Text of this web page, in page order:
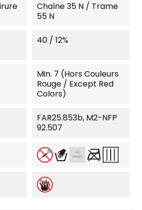
Chaîne 35 N / Trame
55 N
40 / 12%
Min. 7 (Hors Couleurs
Rouge / Except Red
Colors)
FAR25.853b, M2-NFP
92.507